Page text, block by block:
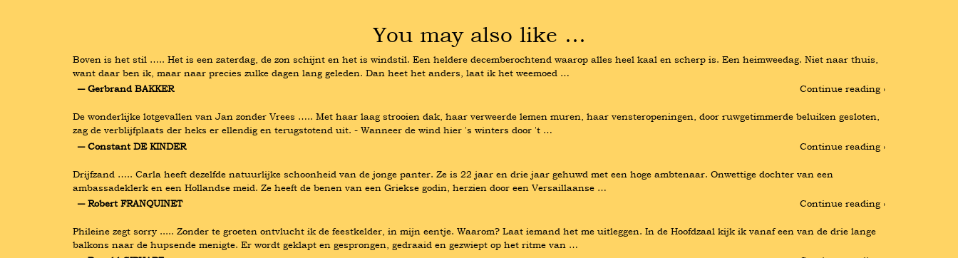
You may also like …
Boven is het stil ….. Het is een zaterdag, de zon schijnt en het is windstil. Een heldere decemberochtend waarop alles heel kaal en scherp is. Een heimweedag. Niet naar thuis,
want daar ben ik, maar naar precies zulke dagen lang geleden. Dan heet het anders, laat ik het weemoed …
― Gerbrand BAKKER
Continue reading ›
De wonderlijke lotgevallen van Jan zonder Vrees ….. Met haar laag strooien dak, haar verweerde lemen muren, haar vensteropeningen, door ruwgetimmerde beluiken gesloten,
zag de verblijfplaats der heks er ellendig en terugstotend uit. - Wanneer de wind hier 's winters door 't …
― Constant DE KINDER
Continue reading ›
Drijfzand ….. Carla heeft dezelfde natuurlijke schoonheid van de jonge panter. Ze is 22 jaar en drie jaar gehuwd met een hoge ambtenaar. Onwettige dochter van een
ambassadeklerk en een Hollandse meid. Ze heeft de benen van een Griekse godin, herzien door een Versaillaanse …
― Robert FRANQUINET
Continue reading ›
Phileine zegt sorry ..... Zonder te groeten ontvlucht ik de feestkelder, in mijn eentje. Waarom? Laat iemand het me uitleggen. In de Hoofdzaal kijk ik vanaf een van de drie lange
balkons naar de hupsende menigte. Er wordt geklapt en gesprongen, gedraaid en gezwiept op het ritme van …